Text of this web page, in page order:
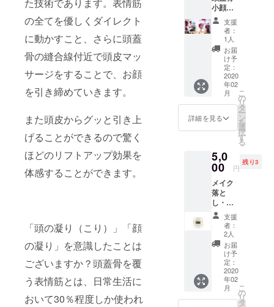
た技術であります。表情筋
の全てを優しくダイレクト
に動かすこと、さらに頭蓋
骨の縫合線付近で頭皮マッ
サージをすることで、お顔
を引き締めていきます。
また頭皮からグッと引き上
げることができるので驚く
ほどのリフトアップ効果を
体感することができます。
「頭の凝り（こり）」「顔
の凝り」を意識したことは
ございますか？頭蓋骨を覆
う表情筋とは、日常生活に
おいて30％程度しか使われ
小顔矯
正の施
術をお
受けい
ただけ
ます。
（新規
店舗の
麻布十
番店・
松戸店
のみ）
通常価
格
円が
5,000円
でお受
けいた
だけま
す。 メ
ニュー
内容：
頭蓋骨
小顔矯
正⇒ク
レンジ
ング
ウォッ
シング
⇒整顔
支援
者：
1人
お届
け予
定：
2020
年02
月
詳細を見る
こ
の
リ
タ
ー
ン
を
選
択
す
る
5,0
00 円
残り3
メイク
落と
し・洗
顔 90g
定価：
4,800円
（税
抜） と
ろける
ように
肌に柔
らかに
なじむ
支援
者：
2人
お届
け予
定：
2020
年02
月
こ
の
リ
タ